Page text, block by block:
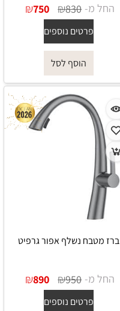
החל מ- ₪830
₪750
פרטים נוספים
הוסף לסל
ברז מטבח נשלף אפור גרפיט
החל מ- ₪950
₪890
פרטים נוספים